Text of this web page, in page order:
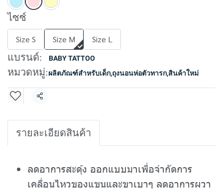
ไซซ์
Size S Size M Size L
แบรนด์: BABY TATTOO
หมวดหมู่:ผลิตภัณฑ์สำหรับเด็ก,ถุงนอนห่อตัวทารก,สินค้าใหม่
แชร์
รายละเอียดสินค้า
ลดอาการสะดุ้ง ออกแบบมาเพื่อจำกัดการ
เคลื่อนไหวของแขนและขาเบาๆ ลดอาการผวา